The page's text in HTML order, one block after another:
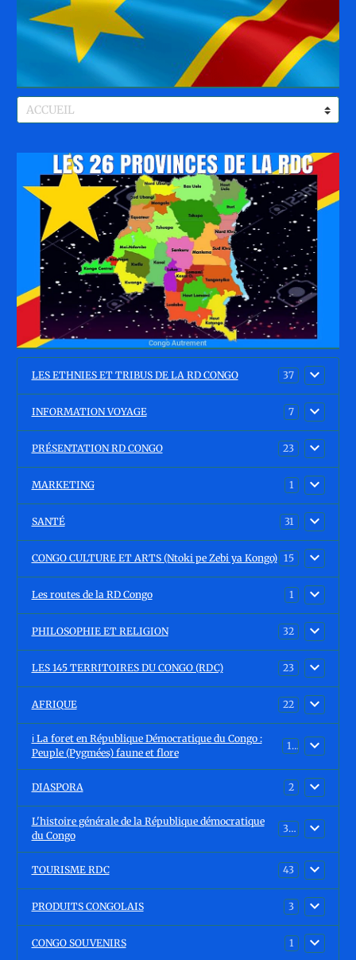
LES ETHNIES ET TRIBUS DE LA RD CONGO 37
INFORMATION VOYAGE 7
PRÉSENTATION RD CONGO 23
MARKETING 1
SANTÉ 31
CONGO CULTURE ET ARTS (Ntoki pe Zebi ya Kongo) 15
Les routes de la RD Congo 1
PHILOSOPHIE ET RELIGION 32
LES 145 TERRITOIRES DU CONGO (RDC) 23
AFRIQUE 22
ℹ️ La foret en République Démocratique du Congo :
Peuple (Pygmées) faune et flore
15
DIASPORA 2
L'histoire générale de la République démocratique
du Congo
30
TOURISME RDC 43
PRODUITS CONGOLAIS 3
CONGO SOUVENIRS 1